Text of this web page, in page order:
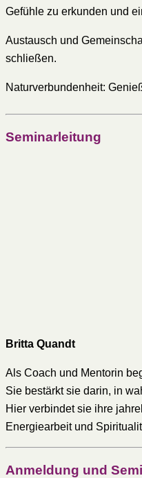
Gefühle zu erkunden und
Austausch und
schließen.
Naturverbundenheit:
Seminarleitung
Britta Quandt
Als Coach und Mentorin
Sie bestärkt sie darin, in
Hier verbindet sie ihre
Energiearbeit und
Anmeldung und